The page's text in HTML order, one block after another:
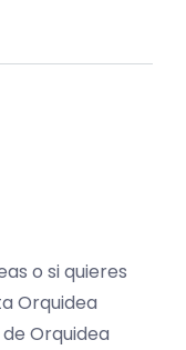
o si quieres
Orquidea
Orquidea